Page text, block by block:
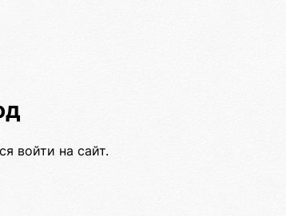
войти на сайт.